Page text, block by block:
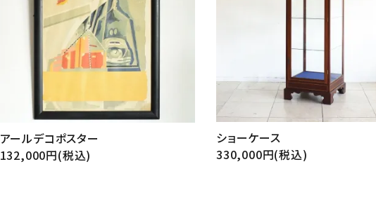
アールデコポスター
132,000円(税込)
ショーケース
330,000円(税込)